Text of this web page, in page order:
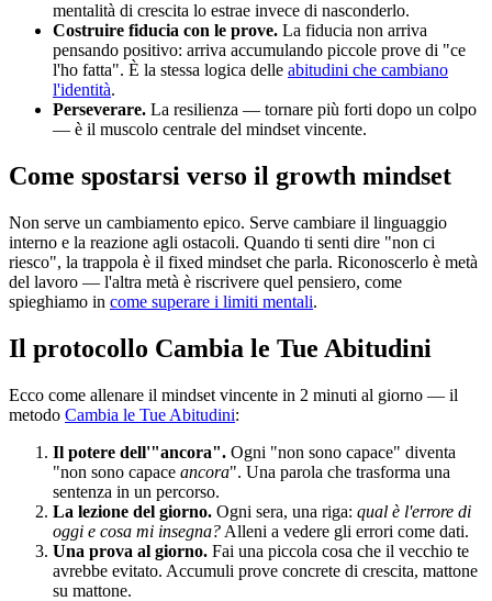
mentalità di crescita lo estrae invece di nasconderlo.
Costruire fiducia con le prove. La fiducia non arriva
pensando positivo: arriva accumulando piccole prove di "ce
l'ho fatta". È la stessa logica delle abitudini che cambiano
l'identità.
Perseverare. La resilienza — tornare più forti dopo un colpo
— è il muscolo centrale del mindset vincente.
Come spostarsi verso il growth mindset
Non serve un cambiamento epico. Serve cambiare il linguaggio
interno e la reazione agli ostacoli. Quando ti senti dire "non ci
riesco", la trappola è il fixed mindset che parla. Riconoscerlo è metà
del lavoro — l'altra metà è riscrivere quel pensiero, come
spieghiamo in come superare i limiti mentali.
Il protocollo Cambia le Tue Abitudini
Ecco come allenare il mindset vincente in 2 minuti al giorno — il
metodo Cambia le Tue Abitudini:
Il potere dell'"ancora". Ogni "non sono capace" diventa
"non sono capace ancora". Una parola che trasforma una
sentenza in un percorso.
La lezione del giorno. Ogni sera, una riga: qual è l'errore di
oggi e cosa mi insegna? Alleni a vedere gli errori come dati.
Una prova al giorno. Fai una piccola cosa che il vecchio te
avrebbe evitato. Accumuli prove concrete di crescita, mattone
su mattone.